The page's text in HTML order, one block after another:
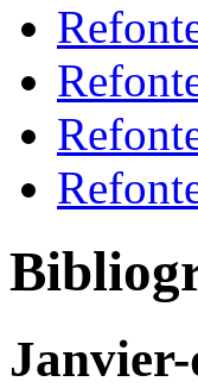
Janvier-